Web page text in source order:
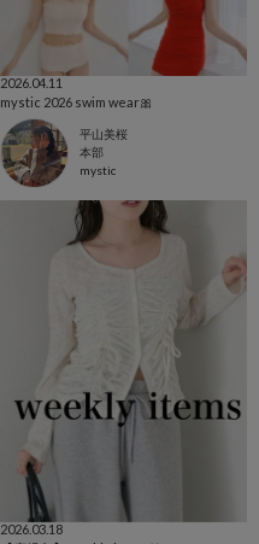
2026.04.11
mystic 2026 swim wear🎀
平山美桜
本部
mystic
2026.03.18